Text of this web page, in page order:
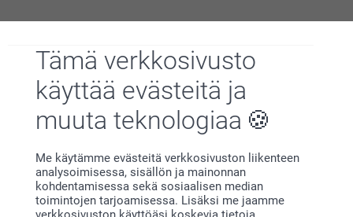
Tämä verkkosivusto
käyttää evästeitä ja
muuta teknologiaa
Me käytämme evästeitä verkkosivuston liikenteen
analysoimisessa, sisällön ja mainonnan
kohdentamisessa sekä sosiaalisen median
toimintojen tarjoamisessa. Lisäksi me jaamme